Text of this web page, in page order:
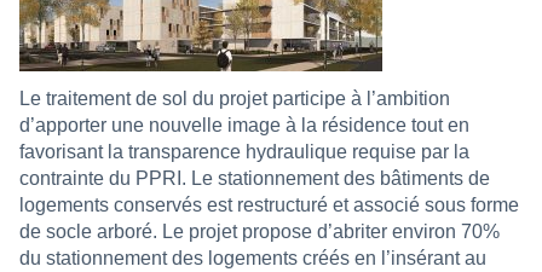
Le traitement de sol du projet participe à l’ambition
d’apporter une nouvelle image à la résidence tout en
favorisant la transparence hydraulique requise par la
contrainte du PPRI. Le stationnement des bâtiments de
logements conservés est restructuré et associé sous forme
de socle arboré. Le projet propose d’abriter environ 70%
du stationnement des logements créés en l’insérant au